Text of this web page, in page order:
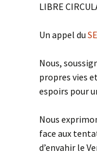
LIBRE
Un appel du
Nous,
propres vies
espoirs pour
Nous
face aux
d’envahir le